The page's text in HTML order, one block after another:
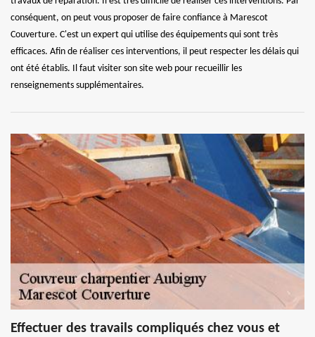
conséquent, on peut vous proposer de faire confiance à Marescot
Couverture. C'est un expert qui utilise des équipements qui sont très
efficaces. Afin de réaliser ces interventions, il peut respecter les délais qui
ont été établis. Il faut visiter son site web pour recueillir les
renseignements supplémentaires.
Effectuer des travails compliqués chez vous et